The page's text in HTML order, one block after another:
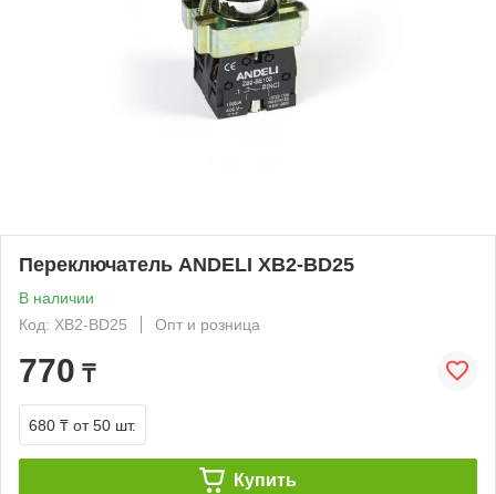
Переключатель ANDELI XB2-BD25
В наличии
Код: XB2-BD25
Опт и розница
770 ₸
680 ₸ от 50 шт.
Купить